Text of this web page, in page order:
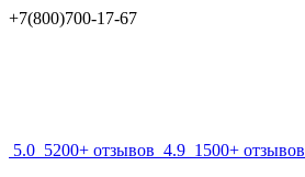
+7(800)700-17-67
5.0 5200+ отзывов 4.9 1500+ отзывов